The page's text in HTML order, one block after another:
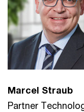
Marcel Straub
Partner